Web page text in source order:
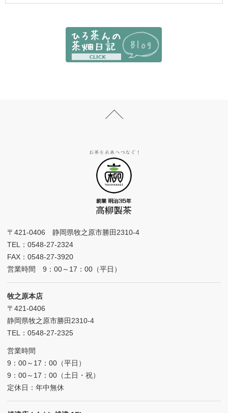
〒421-0406 静岡県牧之原市勝田2310-4
TEL：0548-27-2324
FAX：0548-27-3920
営業時間 9：00～17：00（平日）
牧之原本店
〒421-0406
静岡県牧之原市勝田2310-4
TEL：0548-27-2325
営業時間
9：00～17：00（平日）
9：00～17：00（土日・祝）
定休日：年中無休